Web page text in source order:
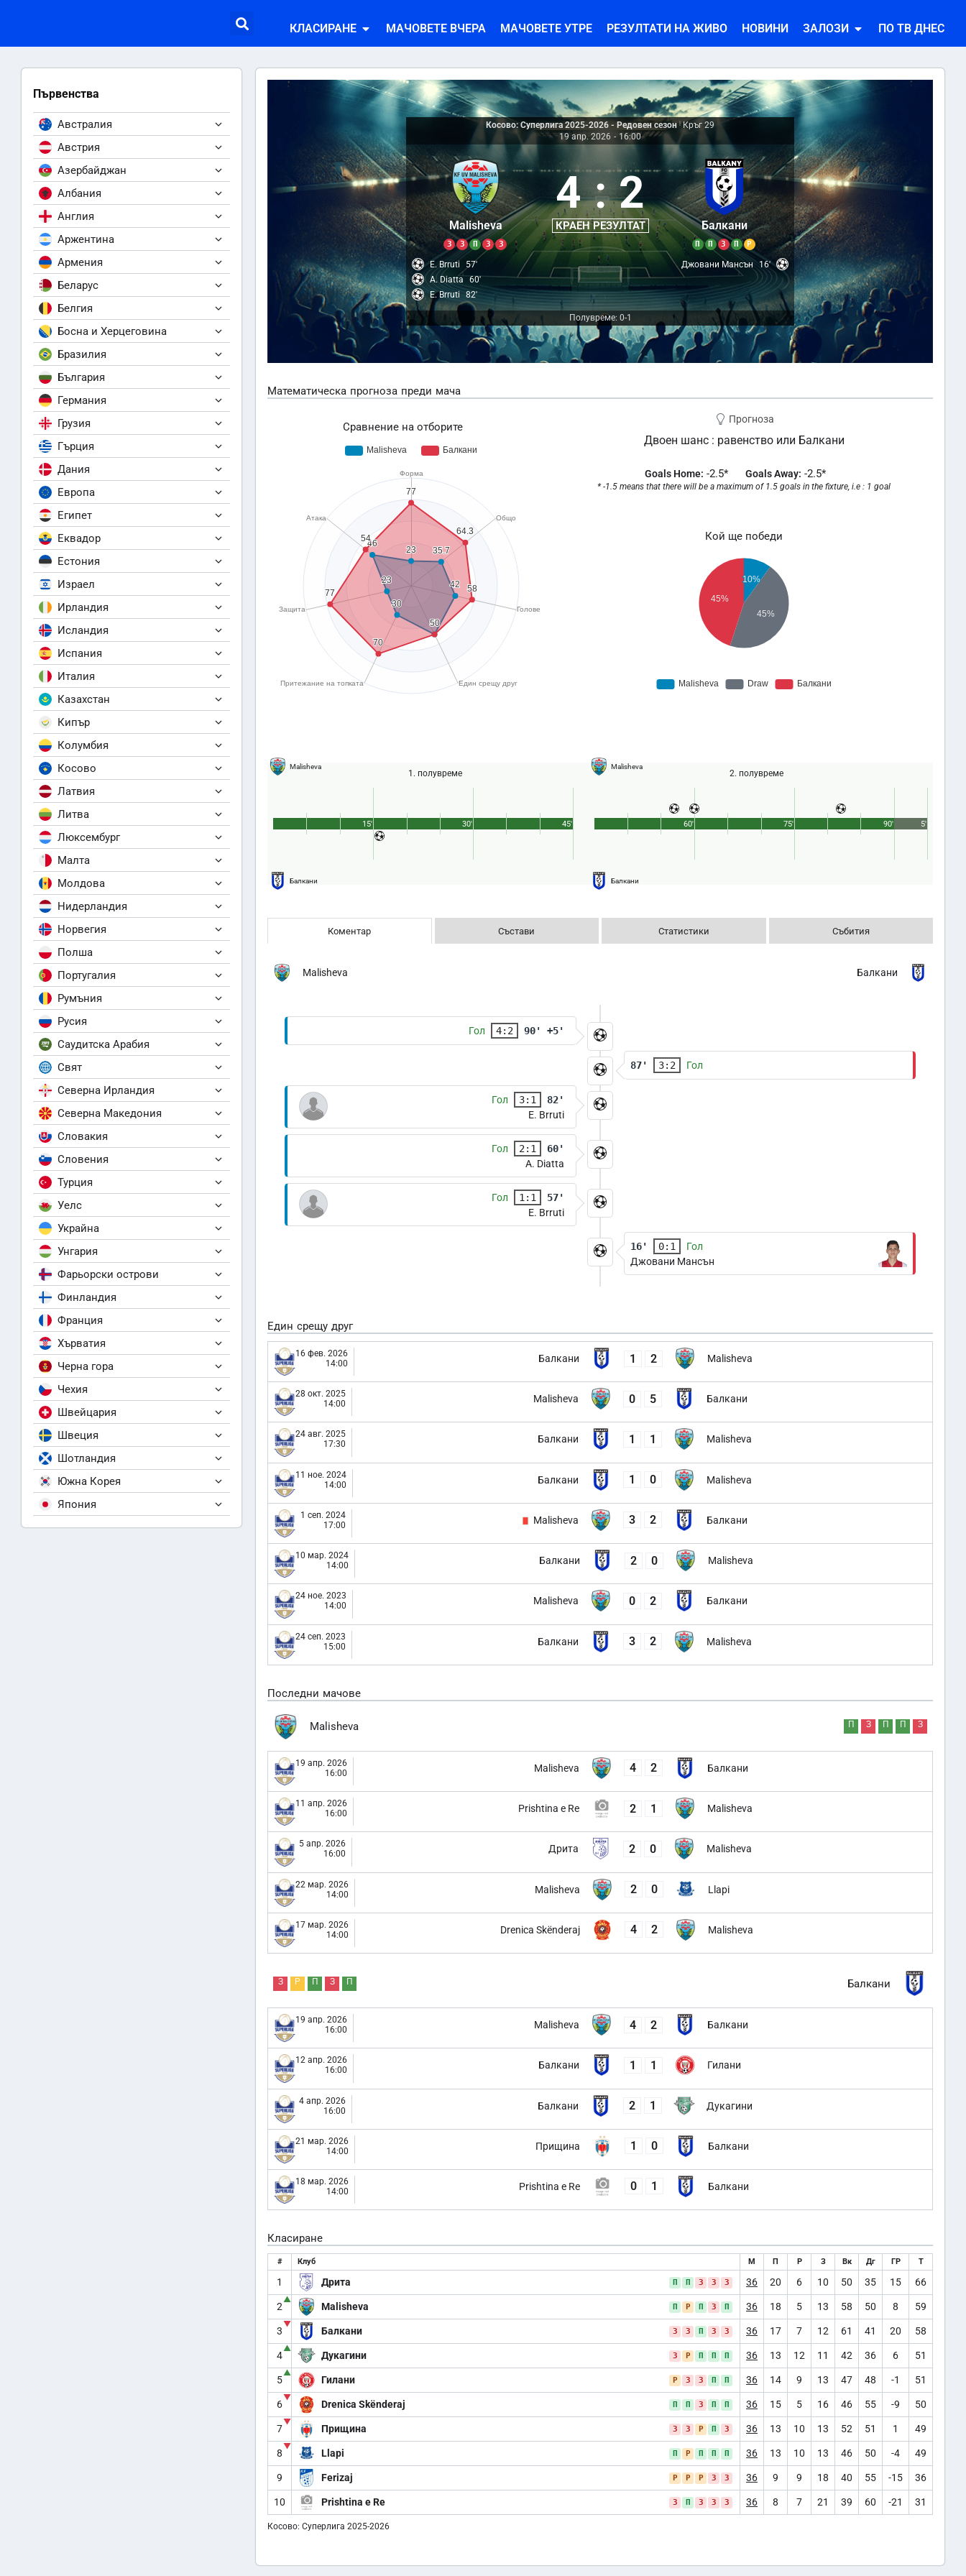
КЛАСИРАНЕ МАЧОВЕТЕ ВЧЕРА МАЧОВЕТЕ УТРЕ РЕЗУЛТАТИ НА ЖИВО НОВИНИ ЗАЛОЗИ ПО ТВ ДНЕС
Първенства
Австралия
Австрия
Азербайджан
Албания
Англия
Аржентина
Армения
Беларус
Белгия
Босна и Херцеговина
Бразилия
България
Германия
Грузия
Гърция
Дания
Европа
Египет
Еквадор
Естония
Израел
Ирландия
Исландия
Испания
Италия
Казахстан
Кипър
Колумбия
Косово
Латвия
Литва
Люксембург
Малта
Молдова
Нидерландия
Норвегия
Полша
Португалия
Румъния
Русия
Саудитска Арабия
Свят
Северна Ирландия
Северна Македония
Словакия
Словения
Турция
Уелс
Украйна
Унгария
Фарьорски острови
Финландия
Франция
Хърватия
Черна гора
Чехия
Швейцария
Швеция
Шотландия
Южна Корея
Япония
Косово: Суперлига 2025-2026 - Редовен сезон | Кръг 29
19 апр. 2026 - 16:00
Malisheva
З З П З З
4 : 2
КРАЕН РЕЗУЛТАТ Балкани
П П З П Р
E. Brruti
57'
A. Diatta
60'
E. Brruti
82'
Джовани Мансън 16'
Полувреме: 0-1
Математическа прогноза преди мача
Сравнение на отборите
Прогноза
Двоен шанс : равенство или Балкани
Goals Home: -2.5* Goals Away: -2.5*
* -1.5 means that there will be a maximum of 1.5 goals in the fixture, i.e : 1 goal
Кой ще победи
Malisheva
1. полувреме
Балкани
45'
15' 30'
Malisheva
2. полувреме
Балкани
90'
60' 75' 5'
Коментар Състави Статистики Събития
Malisheva Балкани
Гол 4:2 90' +5'
87' 3:2 Гол
Гол 3:1
82'
E. Brruti
Гол 2:1
60'
A. Diatta
Гол 1:1
57'
E. Brruti
16' 0:1
Гол
Джовани Мансън
Един срещу друг
16 фев. 2026
14:00
Балкани 1 2 Malisheva
28 окт. 2025
14:00
Malisheva 0 5 Балкани
24 авг. 2025
17:30
Балкани 1 1 Malisheva
11 ное. 2024
14:00
Балкани 1 0 Malisheva
1 сеп. 2024
17:00
Malisheva 3 2 Балкани
10 мар. 2024
14:00
Балкани 2 0 Malisheva
24 ное. 2023
14:00
Malisheva 0 2 Балкани
24 сеп. 2023
15:00
Балкани 3 2 Malisheva
Последни мачове
Malisheva П З П П З
19 апр. 2026
16:00
Malisheva 4 2 Балкани
11 апр. 2026
16:00
Prishtina e Re 2 1 Malisheva
5 апр. 2026
16:00
Дрита 2 0 Malisheva
22 мар. 2026
14:00
Malisheva 2 0 Llapi
17 мар. 2026
14:00
Drenica Skënderaj 4 2 Malisheva
Балкани
З Р П З П
19 апр. 2026
16:00
Malisheva 4 2 Балкани
12 апр. 2026
16:00
Балкани 1 1 Гилани
4 апр. 2026
16:00
Балкани 2 1 Дукагини
21 мар. 2026
14:00
Прищина 1 0 Балкани
18 мар. 2026
14:00
Prishtina e Re 0 1 Балкани
Класиране
# Клуб М П Р З Вк Дг ГР Т
1 Дрита П П З З З 36 20 6 10 50 35 15 66
2
▲
Malisheva П Р П З П 36 18 5 13 58 50 8 59
3
▼
Балкани З З П З З 36 17 7 12 61 41 20 58
4
▲
Дукагини З Р П П П 36 13 12 11 42 36 6 51
5
▲
Гилани Р З З П П 36 14 9 13 47 48 -1 51
6
▼
Drenica Skënderaj П П З П П 36 15 5 16 46 55 -9 50
7
▼
Прищина З З Р П З 36 13 10 13 52 51 1 49
8
▼
Llapi П Р П П П 36 13 10 13 46 50 -4 49
9 Ferizaj Р Р Р З З 36 9 9 18 40 55 -15 36
10 Prishtina e Re З П З З З 36 8 7 21 39 60 -21 31
Косово: Суперлига 2025-2026